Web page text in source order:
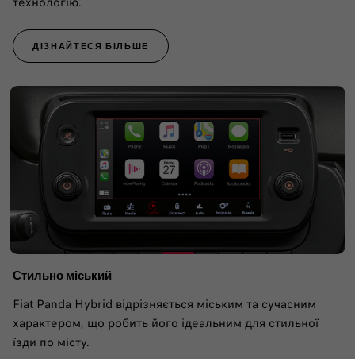
ДІЗНАЙТЕСЯ БІЛЬШЕ
Стильно міський
Fiat Panda Hybrid відрізняється міським та сучасним
характером, що робить його ідеальним для стильної
їзди по місту.